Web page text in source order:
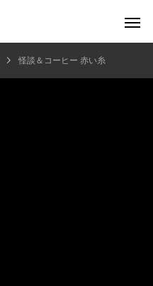
怪談＆コーヒー 赤い糸